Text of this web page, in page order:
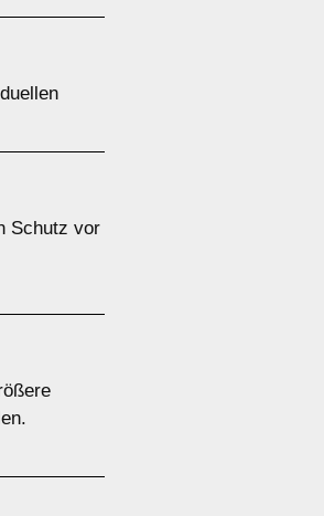
Schutz vor